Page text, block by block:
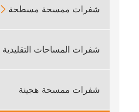
شفرات ممسحة مسطحة 
شفرات المساحات التقليدية
شفرات ممسحة هجينة